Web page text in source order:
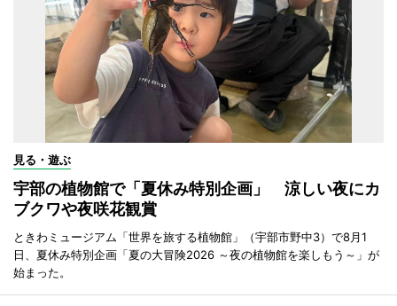
見る・遊ぶ
宇部の植物館で「夏休み特別企画」 涼しい夜にカ
ブクワや夜咲花観賞
ときわミュージアム「世界を旅する植物館」（宇部市野中3）で8月1
日、夏休み特別企画「夏の大冒険2026 ～夜の植物館を楽しもう～」が
始まった。